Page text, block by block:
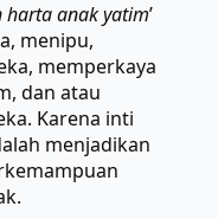
harta anak yatim’
menipu,
memperkaya
dan atau
Karena inti
menjadikan